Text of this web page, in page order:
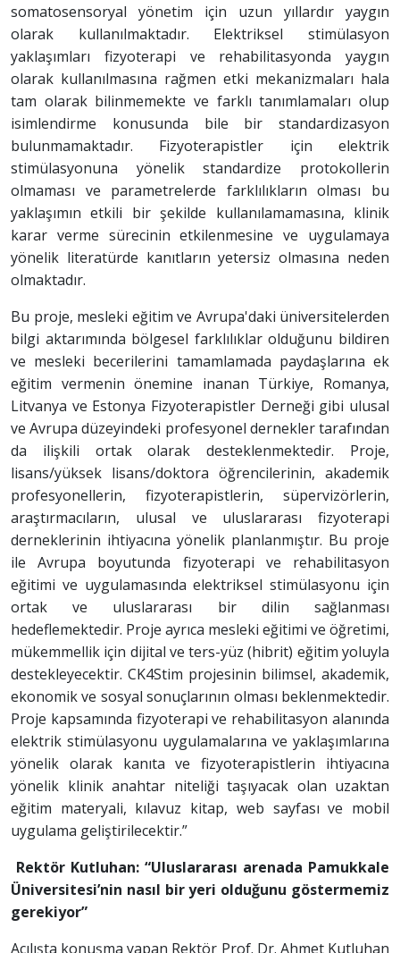
somatosensoryal yönetim için uzun yıllardır yaygın
olarak kullanılmaktadır. Elektriksel stimülasyon
yaklaşımları fizyoterapi ve rehabilitasyonda yaygın
olarak kullanılmasına rağmen etki mekanizmaları hala
tam olarak bilinmemekte ve farklı tanımlamaları olup
isimlendirme konusunda bile bir standardizasyon
bulunmamaktadır. Fizyoterapistler için elektrik
stimülasyonuna yönelik standardize protokollerin
olmaması ve parametrelerde farklılıkların olması bu
yaklaşımın etkili bir şekilde kullanılamamasına, klinik
karar verme sürecinin etkilenmesine ve uygulamaya
yönelik literatürde kanıtların yetersiz olmasına neden
olmaktadır.
Bu proje, mesleki eğitim ve Avrupa'daki üniversitelerden
bilgi aktarımında bölgesel farklılıklar olduğunu bildiren
ve mesleki becerilerini tamamlamada paydaşlarına ek
eğitim vermenin önemine inanan Türkiye, Romanya,
Litvanya ve Estonya Fizyoterapistler Derneği gibi ulusal
ve Avrupa düzeyindeki profesyonel dernekler tarafından
da ilişkili ortak olarak desteklenmektedir. Proje,
lisans/yüksek lisans/doktora öğrencilerinin, akademik
profesyonellerin, fizyoterapistlerin, süpervizörlerin,
araştırmacıların, ulusal ve uluslararası fizyoterapi
derneklerinin ihtiyacına yönelik planlanmıştır. Bu proje
ile Avrupa boyutunda fizyoterapi ve rehabilitasyon
eğitimi ve uygulamasında elektriksel stimülasyonu için
ortak ve uluslararası bir dilin sağlanması
hedeflemektedir. Proje ayrıca mesleki eğitimi ve öğretimi,
mükemmellik için dijital ve ters-yüz (hibrit) eğitim yoluyla
destekleyecektir. CK4Stim projesinin bilimsel, akademik,
ekonomik ve sosyal sonuçlarının olması beklenmektedir.
Proje kapsamında fizyoterapi ve rehabilitasyon alanında
elektrik stimülasyonu uygulamalarına ve yaklaşımlarına
yönelik olarak kanıta ve fizyoterapistlerin ihtiyacına
yönelik klinik anahtar niteliği taşıyacak olan uzaktan
eğitim materyali, kılavuz kitap, web sayfası ve mobil
uygulama geliştirilecektir.”
Rektör Kutluhan: “Uluslararası arenada Pamukkale
Üniversitesi’nin nasıl bir yeri olduğunu göstermemiz
gerekiyor”
Açılışta konuşma yapan Rektör Prof. Dr. Ahmet Kutluhan